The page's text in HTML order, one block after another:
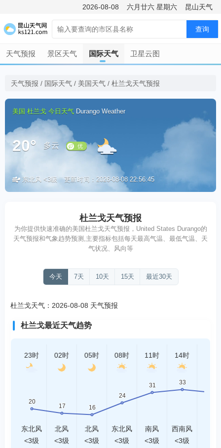
2026-08-08 六月廿六 星期六 昆山天气
查询
天气预报 景区天气 国际天气 卫星云图
天气预报 / 国际天气 / 美国天气 / 杜兰戈天气预报
美国 杜兰戈 今日天气 Durango Weather
20° 多云
优
东北风 <3级 更新时间：2026-08-08 22:56:45
杜兰戈天气预报
为你提供快速准确的美国杜兰戈天气预报，United States Durango的
天气预报和气象趋势预测,主要指标包括每天最高气温、最低气温、天
气状况、风向等
今天 7天 10天 15天 最近30天
杜兰戈天气：2026-08-08 天气预报
杜兰戈最近天气趋势
23时
东北风
<3级
02时
北风
<3级
05时
北风
<3级
08时
东北风
<3级
11时
南风
<3级
14时
西南风
<3级